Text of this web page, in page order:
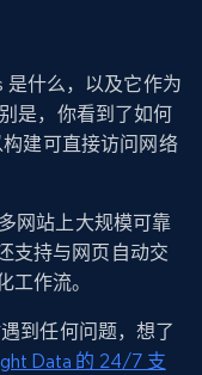
是什么，以及它作为
是，你看到了如何
构建可直接访问网络
网站上大规模可靠
支持与网页自动交
工作流。
到任何问题，想了
Data 的 24/7 支